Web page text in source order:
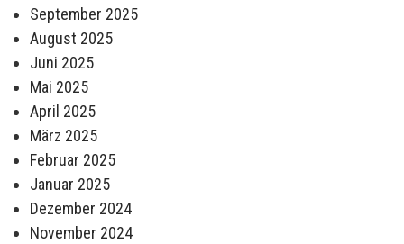
September 2025
August 2025
Juni 2025
Mai 2025
April 2025
März 2025
Februar 2025
Januar 2025
Dezember 2024
November 2024